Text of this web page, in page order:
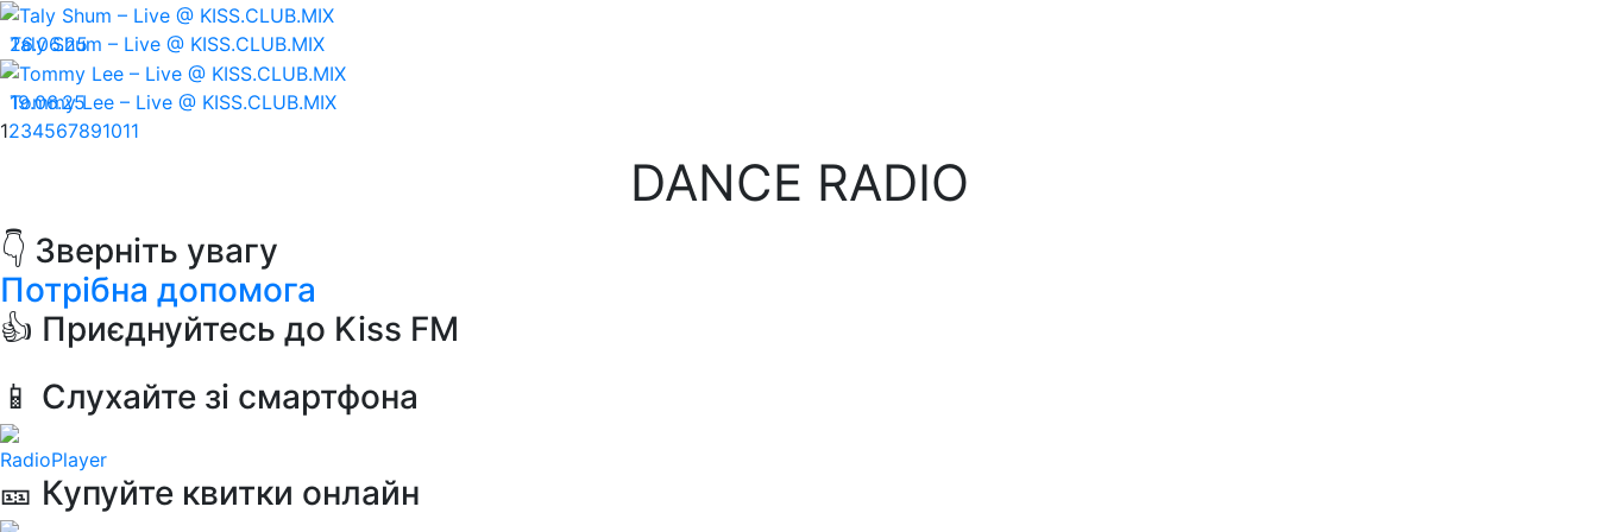
26.06.25
Taly Shum – Live @ KISS.CLUB.MIX
19.06.25
Tommy Lee – Live @ KISS.CLUB.MIX
1234567891011
DANCE RADIO
👇 Зверніть увагу
Потрібна допомога
👍 Приєднуйтесь до Kiss FM
📱 Слухайте зі смартфона
RadioPlayer
🎫 Купуйте квитки онлайн